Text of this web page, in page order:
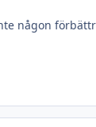
någon